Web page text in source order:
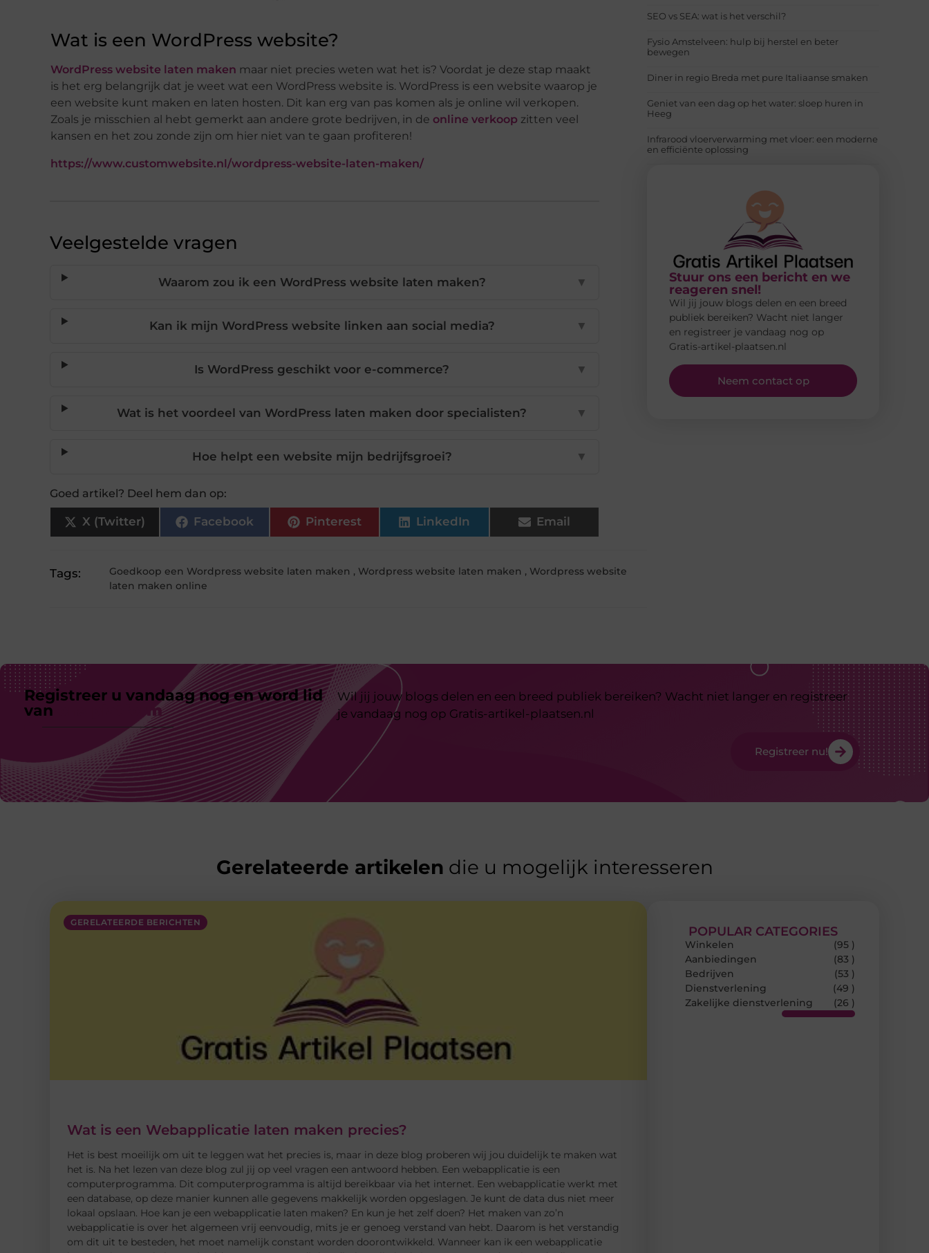
Wat is een WordPress website?
WordPress website laten maken maar niet precies weten wat het is? Voordat je deze stap maakt
is het erg belangrijk dat je weet wat een WordPress website is. WordPress is een website waarop je
een website kunt maken en laten hosten. Dit kan erg van pas komen als je online wil verkopen.
Zoals je misschien al hebt gemerkt aan andere grote bedrijven, in de online verkoop zitten veel
kansen en het zou zonde zijn om hier niet van te gaan profiteren!
https://www.customwebsite.nl/wordpress-website-laten-maken/
Veelgestelde vragen
Waarom zou ik een WordPress website laten maken? ▼
Kan ik mijn WordPress website linken aan social media? ▼
Is WordPress geschikt voor e-commerce? ▼
Wat is het voordeel van WordPress laten maken door specialisten? ▼
Hoe helpt een website mijn bedrijfsgroei? ▼
Goed artikel? Deel hem dan op:
X (Twitter) Facebook Pinterest LinkedIn Email
Tags: Goedkoop een Wordpress website laten maken , Wordpress website laten maken , Wordpress website
laten maken online
SEO vs SEA: wat is het verschil?
Fysio Amstelveen: hulp bij herstel en beter
bewegen
Diner in regio Breda met pure Italiaanse smaken
Geniet van een dag op het water: sloep huren in
Heeg
Infrarood vloerverwarming met vloer: een moderne
en efficiënte oplossing
Stuur ons een bericht en we
reageren snel!
Wil jij jouw blogs delen en een breed
publiek bereiken? Wacht niet langer
en registreer je vandaag nog op
Gratis-artikel-plaatsen.nl
Neem contact op
Registreer u vandaag nog en word lid
van
ons platform
Wil jij jouw blogs delen en een breed publiek bereiken? Wacht niet langer en registreer
je vandaag nog op Gratis-artikel-plaatsen.nl
Registreer nu!
Gerelateerde artikelen die u mogelijk interesseren
GERELATEERDE BERICHTEN
Wat is een Webapplicatie laten maken precies?
Het is best moeilijk om uit te leggen wat het precies is, maar in deze blog proberen wij jou duidelijk te maken wat
het is. Na het lezen van deze blog zul jij op veel vragen een antwoord hebben. Een webapplicatie is een
computerprogramma. Dit computerprogramma is altijd bereikbaar via het internet. Een webapplicatie werkt met
een database, op deze manier kunnen alle gegevens makkelijk worden opgeslagen. Je kunt de data dus niet meer
lokaal opslaan. Hoe kan je een webapplicatie laten maken? En kun je het zelf doen? Het maken van zo’n
webapplicatie is over het algemeen vrij eenvoudig, mits je er genoeg verstand van hebt. Daarom is het verstandig
om dit uit te besteden, het moet namelijk constant worden doorontwikkeld. Wanneer kan ik een webapplicatie
POPULAR CATEGORIES
Winkelen
(95 )
Aanbiedingen
(83 )
Bedrijven
(53 )
Dienstverlening
(49 )
Zakelijke dienstverlening
(26 )